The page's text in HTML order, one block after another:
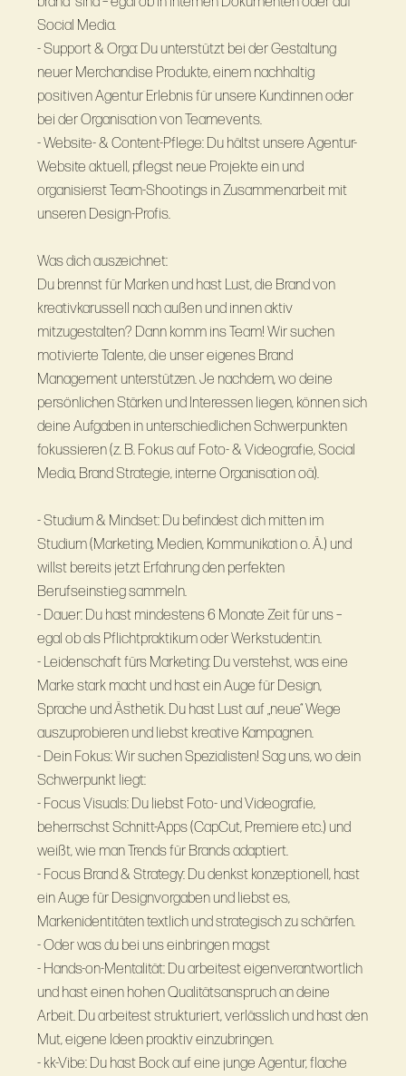
Social Media.
- Support & Orga: Du unterstützt bei der Gestaltung
neuer Merchandise Produkte, einem nachhaltig
positiven Agentur Erlebnis für unsere Kund:innen oder
bei der Organisation von Teamevents.
- Website- & Content-Pflege: Du hältst unsere Agentur-
Website aktuell, pflegst neue Projekte ein und
organisierst Team-Shootings in Zusammenarbeit mit
unseren Design-Profis.
Was dich auszeichnet:
Du brennst für Marken und hast Lust, die Brand von
kreativkarussell nach außen und innen aktiv
mitzugestalten? Dann komm ins Team! Wir suchen
motivierte Talente, die unser eigenes Brand
Management unterstützen. Je nachdem, wo deine
persönlichen Stärken und Interessen liegen, können sich
deine Aufgaben in unterschiedlichen Schwerpunkten
fokussieren (z. B. Fokus auf Foto- & Videografie, Social
Media, Brand Strategie, interne Organisation oä).
- Studium & Mindset: Du befindest dich mitten im
Studium (Marketing, Medien, Kommunikation o. Ä.) und
willst bereits jetzt Erfahrung den perfekten
Berufseinstieg sammeln.
- Dauer: Du hast mindestens 6 Monate Zeit für uns –
egal ob als Pflichtpraktikum oder Werkstudent:in.
- Leidenschaft fürs Marketing: Du verstehst, was eine
Marke stark macht und hast ein Auge für Design,
Sprache und Ästhetik. Du hast Lust auf „neue“ Wege
auszuprobieren und liebst kreative Kampagnen.
- Dein Fokus: Wir suchen Spezialisten! Sag uns, wo dein
Schwerpunkt liegt:
- Focus Visuals: Du liebst Foto- und Videografie,
beherrschst Schnitt-Apps (CapCut, Premiere etc.) und
weißt, wie man Trends für Brands adaptiert.
- Focus Brand & Strategy: Du denkst konzeptionell, hast
ein Auge für Designvorgaben und liebst es,
Markenidentitäten textlich und strategisch zu schärfen.
- Oder was du bei uns einbringen magst
- Hands-on-Mentalität: Du arbeitest eigenverantwortlich
und hast einen hohen Qualitätsanspruch an deine
Arbeit. Du arbeitest strukturiert, verlässlich und hast den
Mut, eigene Ideen proaktiv einzubringen.
- kk-Vibe: Du hast Bock auf eine junge Agentur, flache